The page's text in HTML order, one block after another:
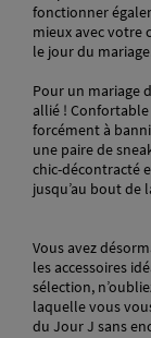
fonctionner
mieux avec votre
le jour du
Pour un mariage
allié !
forcément à
une paire de
chic-décontracté
jusqu’au bout de
Vous avez
les accessoires
sélection,
laquelle vous
du Jour J sans